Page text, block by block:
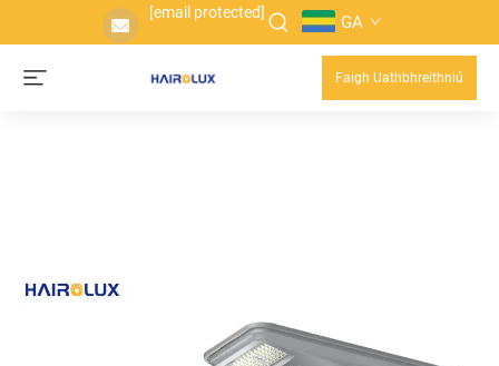
[email protected] GA
Faigh Uathbhreithniú